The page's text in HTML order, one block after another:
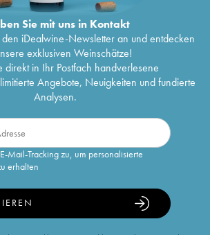
Sie mit uns in Kontakt
iDealwine-Newsletter an und entdecken
exklusiven Weinschätze!
direkt in Ihr Postfach handverlesene
Angebote, Neuigkeiten und fundierte
Analysen.
Mail-Tracking zu, um personalisierte
erhalten